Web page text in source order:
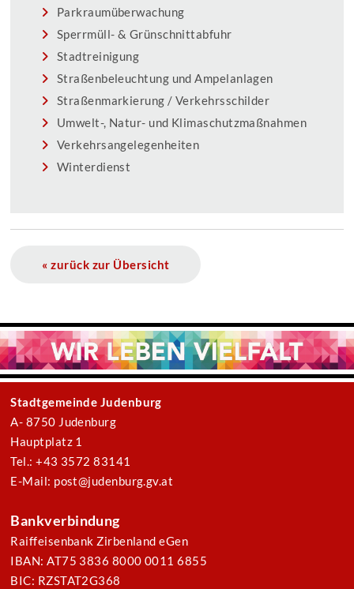
Parkraumüberwachung
Sperrmüll- & Grünschnittabfuhr
Stadtreinigung
Straßenbeleuchtung und Ampelanlagen
Straßenmarkierung / Verkehrsschilder
Umwelt-, Natur- und Klimaschutzmaßnahmen
Verkehrsangelegenheiten
Winterdienst
« zurück zur Übersicht
Stadtgemeinde Judenburg
A- 8750 Judenburg
Hauptplatz 1
Tel.: +43 3572 83141
E-Mail: post@judenburg.gv.at
Bankverbindung
Raiffeisenbank Zirbenland eGen
IBAN: AT75 3836 8000 0011 6855
BIC: RZSTAT2G368